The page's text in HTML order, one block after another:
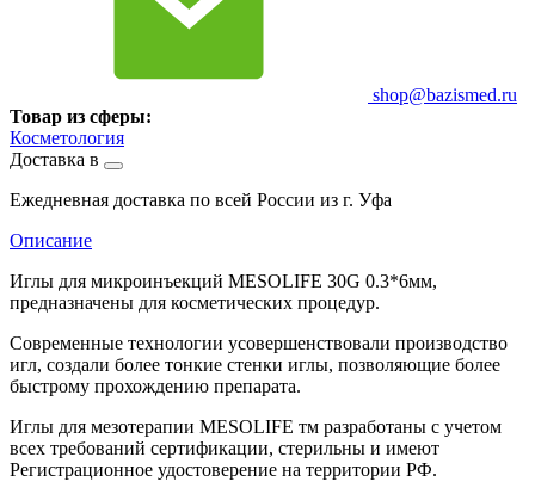
shop@bazismed.ru
Товар из сферы:
Косметология
Доставка в
Ежедневная доставка по всей России из г. Уфа
Описание
Иглы для микроинъекций MESOLIFE 30G 0.3*6мм,
предназначены для косметических процедур.
Современные технологии усовершенствовали производство
игл, создали более тонкие стенки иглы, позволяющие более
быстрому прохождению препарата.
Иглы для мезотерапии MESOLIFE тм разработаны с учетом
всех требований сертификации, стерильны и имеют
Регистрационное удостоверение на территории РФ.